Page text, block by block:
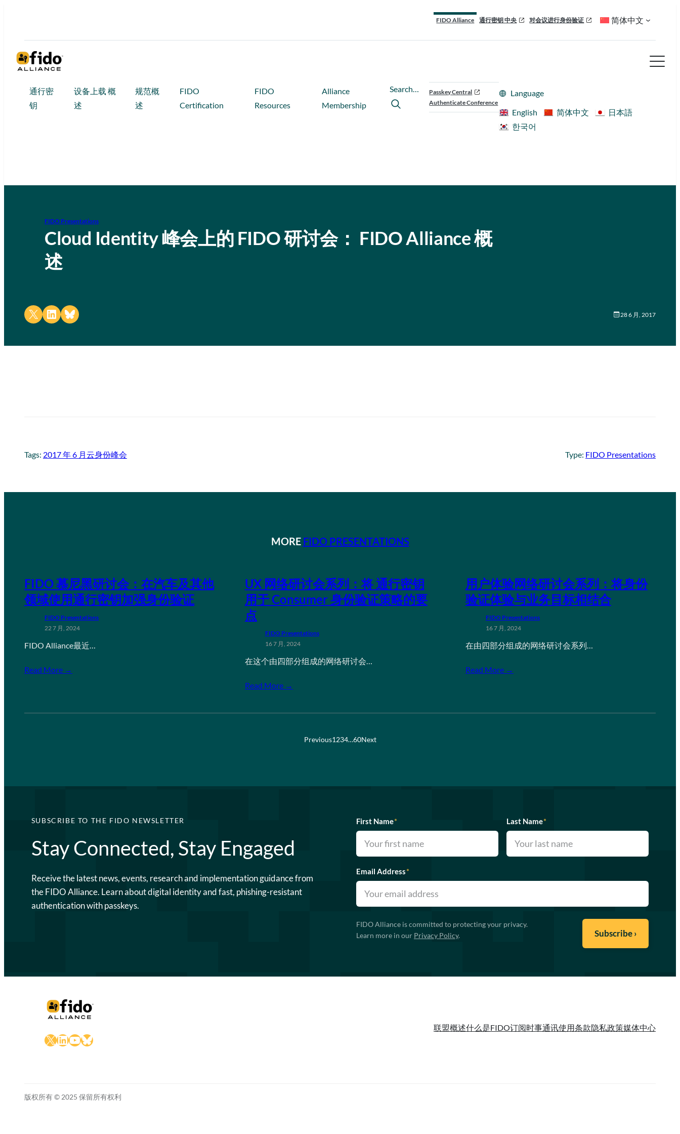
FIDO Alliance 通行密钥 中央 对会议进行身份验证 简体中文
通行密
钥
设备上载 概
述
规范概
述
FIDO
Certification
FIDO
Resources
Alliance
Membership
Search…
Passkey Central
Authenticate Conference
Language
English
简体中文
日本語
한국어
FIDO Presentations
Cloud Identity 峰会上的 FIDO 研讨会： FIDO Alliance 概
述
Share on X Share on LinkedIn
Share on Bluesky 28 6 月, 2017
Tags: 2017 年 6 月云身份峰会 Type: FIDO Presentations
MORE FIDO PRESENTATIONS
FIDO 慕尼黑研讨会：在汽车及其他
领域使用通行密钥加强身份验证
FIDO Presentations
22 7 月, 2024
FIDO Alliance最近…
Read More →
UX 网络研讨会系列：将 通行密钥
用于 Consumer 身份验证策略的要
点
FIDO Presentations
16 7 月, 2024
在这个由四部分组成的网络研讨会…
Read More →
用户体验网络研讨会系列：将身份
验证体验与业务目标相结合
FIDO Presentations
16 7 月, 2024
在由四部分组成的网络研讨会系列…
Read More →
Previous1234…60Next
SUBSCRIBE TO THE FIDO NEWSLETTER
Stay Connected, Stay Engaged
Receive the latest news, events, research and implementation guidance from
the FIDO Alliance. Learn about digital identity and fast, phishing-resistant
authentication with passkeys.
First Name* Last Name*
Email Address*
FIDO Alliance is committed to protecting your privacy.
Learn more in our Privacy Policy.
X LinkedIn
YouTube
Bluesky
联盟概述什么是FIDO订阅时事通讯使用条款隐私政策媒体中心
版权所有 © 2025 保留所有权利